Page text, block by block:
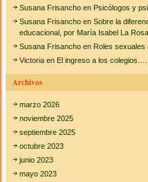
i
d
e
t
d
e
n
m
n
Susana Frisancho enPsicólogos y
Susana Frisancho enSobre la
educacional, por María Isabel La Rosa
Susana Frisancho enRoles sexuales
Victoria enEl ingreso a los colegios….
Archivos
marzo 2026
noviembre 2025
septiembre 2025
octubre 2023
junio 2023
mayo 2023